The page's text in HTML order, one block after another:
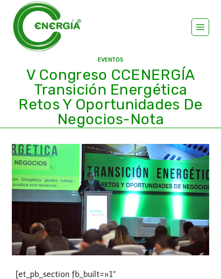
EVENTOS
V Congreso CCENERGÍA
Transición Energética
Retos Y Oportunidades De
Negocios-Nota
[et_pb_section fb_built=»1″